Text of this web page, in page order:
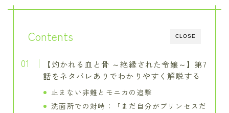
CLOSE
Contents
【灼かれる血と骨 ～絶縁された令嬢～】第7
話をネタバレありでわかりやすく解説する
止まない非難とモニカの追撃
洗面所での対峙：「まだ自分がプリンセスだ